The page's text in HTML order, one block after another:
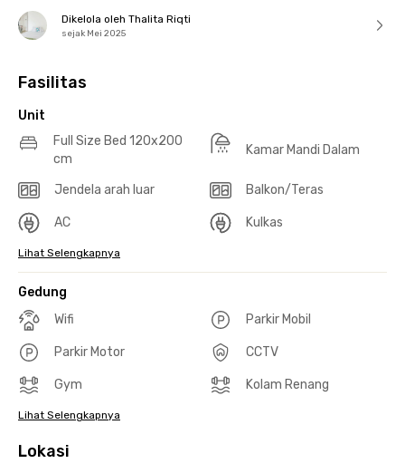
Dikelola oleh Thalita Riqti
sejak Mei 2025
Fasilitas
Unit
Full Size Bed 120x200
cm
Kamar Mandi Dalam
Jendela arah luar Balkon/Teras
AC Kulkas
Lihat Selengkapnya
Gedung
Wifi
Parkir Mobil
Parkir Motor CCTV
Gym Kolam Renang
Lihat Selengkapnya
Lokasi